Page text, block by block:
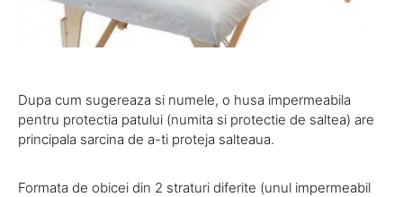
Dupa cum sugereaza si numele, o husa impermeabila
pentru protectia patului (numita si protectie de saltea) are
principala sarcina de a-ti proteja salteaua.
Formata de obicei din 2 straturi diferite (unul impermeabil